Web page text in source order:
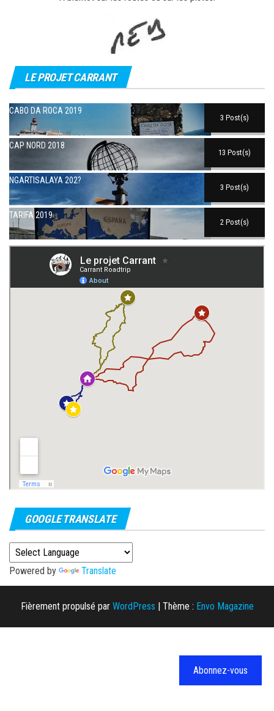
LE PROJET CARRANT
CABO DA ROCA 2019
3 Post(s)
CAP NORD 2018
13 Post(s)
NGARTISALAYA 202?
3 Post(s)
TARIFA 2019
2 Post(s)
GOOGLE TRANSLATE
Powered by Translate
Fièrement propulsé par WordPress | Thème : Envo Magazine
Abonnez-vous